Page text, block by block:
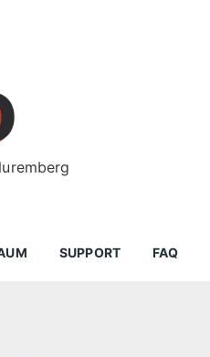
SUPPORT FAQ